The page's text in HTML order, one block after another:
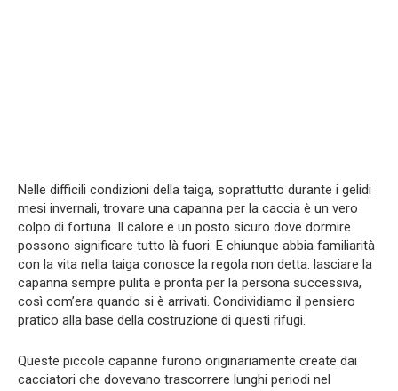
Nelle difficili condizioni della taiga, soprattutto durante i gelidi
mesi invernali, trovare una capanna per la caccia è un vero
colpo di fortuna. Il calore e un posto sicuro dove dormire
possono significare tutto là fuori. E chiunque abbia familiarità
con la vita nella taiga conosce la regola non detta: lasciare la
capanna sempre pulita e pronta per la persona successiva,
così com’era quando si è arrivati. Condividiamo il pensiero
pratico alla base della costruzione di questi rifugi.
Queste piccole capanne furono originariamente create dai
cacciatori che dovevano trascorrere lunghi periodi nel